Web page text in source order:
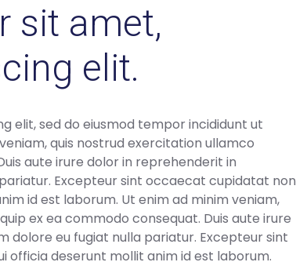
sit amet,
elit.
elit, sed do eiusmod tempor incididunt ut
quis nostrud exercitation ullamco
aute irure dolor in reprehenderit in
Excepteur sint occaecat cupidatat non
id est laborum. Ut enim ad minim veniam,
ex ea commodo consequat. Duis aute irure
dolore eu fugiat nulla pariatur. Excepteur sint
deserunt mollit anim id est laborum.